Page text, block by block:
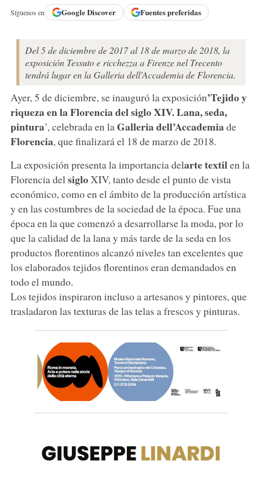
Síguenos en GoogleDiscover Fuentes preferidas
Del 5 de diciembre de 2017 al 18 de marzo de 2018, la
exposición Tessuto e ricchezza a Firenze nel Trecento
tendrá lugar en la Galleria dell'Accademia de Florencia.
Ayer, 5 de diciembre, se inauguró la exposición’Tejido y
riqueza en la Florencia del siglo XIV. Lana, seda,
pintura’, celebrada en la Galleria dell’Accademiade
Florencia, que finalizará el 18 de marzo de 2018.
La exposición presenta la importancia delarte textilen la
Florencia del sigloXIV, tanto desde el punto de vista
económico, como en el ámbito de la producción artística
y en las costumbres de la sociedad de la época. Fue una
época en la que comenzó a desarrollarse la moda, por lo
que la calidad de la lana y más tarde de la seda en los
productos florentinos alcanzó niveles tan excelentes que
los elaborados tejidos florentinos eran demandados en
todo el mundo.
Los tejidos inspiraron incluso a artesanos y pintores, que
trasladaron las texturas de las telas a frescos y pinturas.